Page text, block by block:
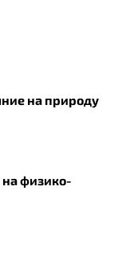
на природу
на физико-